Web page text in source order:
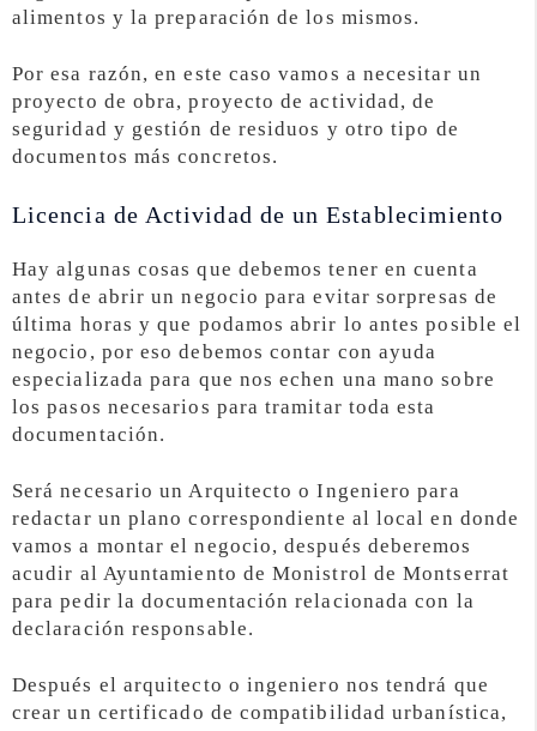
alimentos y la preparación de los mismos.
Por esa razón, en este caso vamos a necesitar un
proyecto de obra, proyecto de actividad, de
seguridad y gestión de residuos y otro tipo de
documentos más concretos.
Licencia de Actividad de un Establecimiento
Hay algunas cosas que debemos tener en cuenta
antes de abrir un negocio para evitar sorpresas de
última horas y que podamos abrir lo antes posible el
negocio, por eso debemos contar con ayuda
especializada para que nos echen una mano sobre
los pasos necesarios para tramitar toda esta
documentación.
Será necesario un Arquitecto o Ingeniero para
redactar un plano correspondiente al local en donde
vamos a montar el negocio, después deberemos
acudir al Ayuntamiento de Monistrol de Montserrat
para pedir la documentación relacionada con la
declaración responsable.
Después el arquitecto o ingeniero nos tendrá que
crear un certificado de compatibilidad urbanística,